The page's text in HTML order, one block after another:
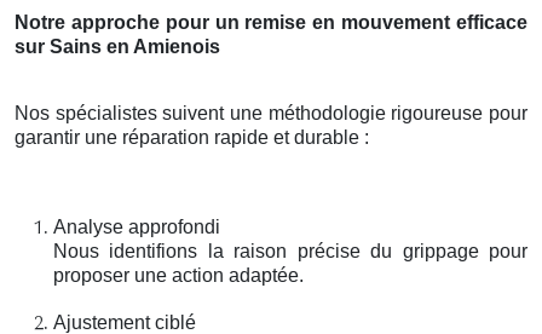
Notre approche pour un remise en mouvement efficace
sur Sains en Amienois
Nos spécialistes suivent une méthodologie rigoureuse pour
garantir une réparation rapide et durable :
Analyse approfondi
Nous identifions la raison précise du grippage pour
proposer une action adaptée.
Ajustement ciblé